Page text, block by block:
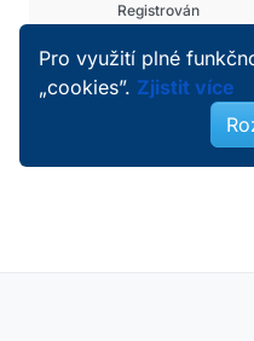
Registrován
Pro využití plné
„cookies”. Zjistit více